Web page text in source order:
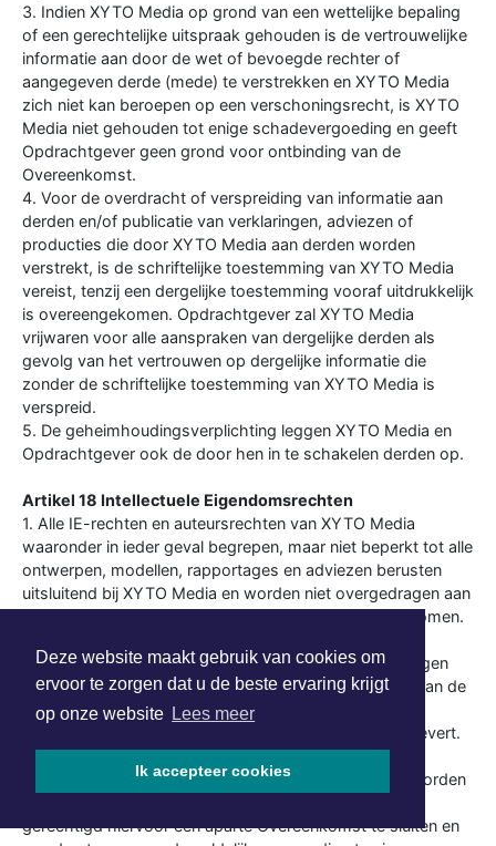
Deze website maakt gebruik van cookies om
ervoor te zorgen dat u de beste ervaring krijgt
op onze website Lees meer
Ik accepteer cookies
3. Indien XYTO Media op grond van een wettelijke bepaling
of een gerechtelijke uitspraak gehouden is de vertrouwelijke
informatie aan door de wet of bevoegde rechter of
aangegeven derde (mede) te verstrekken en XYTO Media
zich niet kan beroepen op een verschoningsrecht, is XYTO
Media niet gehouden tot enige schadevergoeding en geeft
Opdrachtgever geen grond voor ontbinding van de
Overeenkomst.
4. Voor de overdracht of verspreiding van informatie aan
derden en/of publicatie van verklaringen, adviezen of
producties die door XYTO Media aan derden worden
verstrekt, is de schriftelijke toestemming van XYTO Media
vereist, tenzij een dergelijke toestemming vooraf uitdrukkelijk
is overeengekomen. Opdrachtgever zal XYTO Media
vrijwaren voor alle aanspraken van dergelijke derden als
gevolg van het vertrouwen op dergelijke informatie die
zonder de schriftelijke toestemming van XYTO Media is
verspreid.
5. De geheimhoudingsverplichting leggen XYTO Media en
Opdrachtgever ook de door hen in te schakelen derden op.
Artikel 18 Intellectuele Eigendomsrechten
1. Alle IE-rechten en auteursrechten van XYTO Media
waaronder in ieder geval begrepen, maar niet beperkt tot alle
ontwerpen, modellen, rapportages en adviezen berusten
uitsluitend bij XYTO Media en worden niet overgedragen aan
Opdrachtgever tenzij uitdrukkelijk anders overeengekomen.
berusten bij Opdrachtgever en worden niet overgedragen
aan XYTO Media. XYTO Media verkrijgt ten behoeve van de
uitvoering van de Overeenkomst een onherroepelijk
gebruiksrecht van al hetgeen dat Opdrachtgever aanlevert.
2. Indien overeengekomen is dat één of meerdere van
voorgenoemde zaken c.q. werken van XYTO Media worden
gerechtigd hiervoor een aparte Overeenkomst te sluiten en